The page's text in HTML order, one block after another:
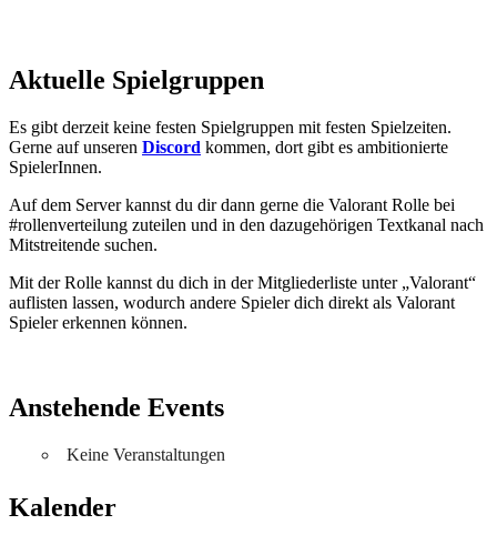
Aktuelle Spielgruppen
Es gibt derzeit keine festen Spielgruppen mit festen Spielzeiten.
Gerne auf unseren Discord kommen, dort gibt es ambitionierte
SpielerInnen.
Auf dem Server kannst du dir dann gerne die Valorant Rolle bei
#rollenverteilung zuteilen und in den dazugehörigen Textkanal nach
Mitstreitende suchen.
Mit der Rolle kannst du dich in der Mitgliederliste unter „Valorant“
auflisten lassen, wodurch andere Spieler dich direkt als Valorant
Spieler erkennen können.
Anstehende Events
Keine Veranstaltungen
Kalender